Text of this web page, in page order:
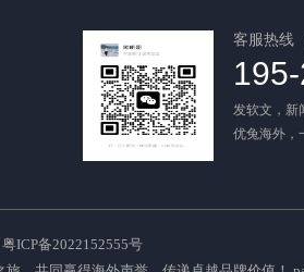
客服热线
发软文，新
优兔海外，
ICP备2022152555号